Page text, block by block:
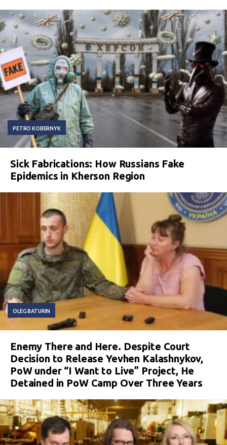
PETRO KOBERNYK
Sick Fabrications: How Russians Fake
Epidemics in Kherson Region
OLEG BATURIN
Enemy There and Here. Despite Court
Decision to Release Yevhen Kalashnykov,
PoW under “I Want to Live” Project, He
Detained in PoW Camp Over Three Years